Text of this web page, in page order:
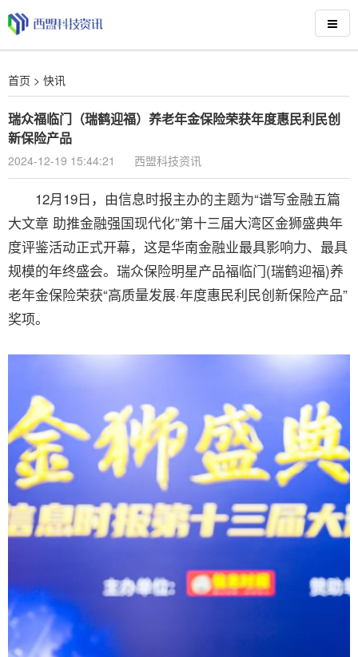
首页 > 快讯
瑞众福临门（瑞鹤迎福）养老年金保险荣获年度惠民利民创
新保险产品
2024-12-19 15:44:21 西盟科技资讯
12月19日，由信息时报主办的主题为“谱写金融五篇
大文章 助推金融强国现代化”第十三届大湾区金狮盛典年
度评鉴活动正式开幕，这是华南金融业最具影响力、最具
规模的年终盛会。瑞众保险明星产品福临门(瑞鹤迎福)养
老年金保险荣获“高质量发展·年度惠民利民创新保险产品”
奖项。